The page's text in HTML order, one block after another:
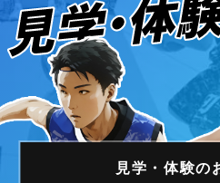
見学・体験の